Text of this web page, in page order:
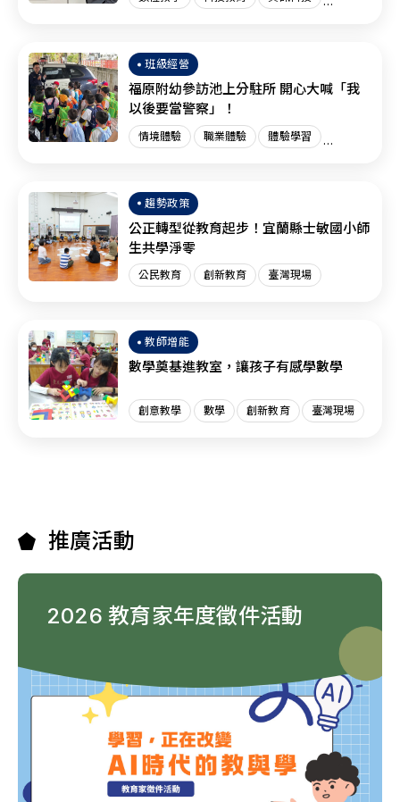
班級經營
福原附幼參訪池上分駐所 開心大喊「我
以後要當警察」！
情境體驗 職業體驗 體驗學習
趨勢政策
公正轉型從教育起步！宜蘭縣士敏國小師
生共學淨零
公民教育 創新教育 臺灣現場
教師增能
數學奠基進教室，讓孩子有感學數學
創意教學 數學 創新教育 臺灣現場
推廣活動
2026 教育家年度徵件活動